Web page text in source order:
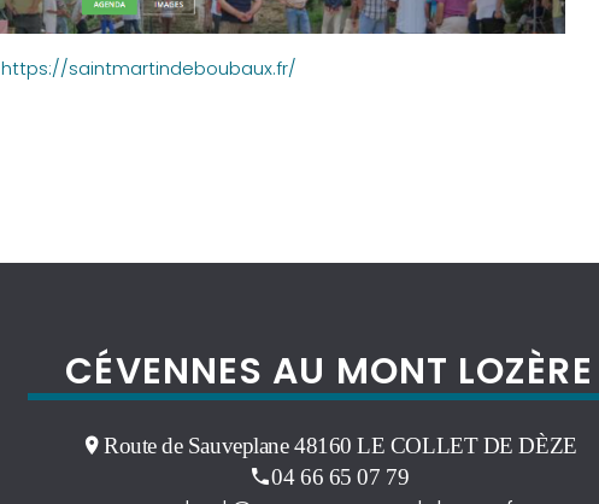
https://saintmartindeboubaux.fr/
CÉVENNES AU MONT LOZÈRE
Route de Sauveplane 48160 LE COLLET DE DÈZE
04 66 65 07 79